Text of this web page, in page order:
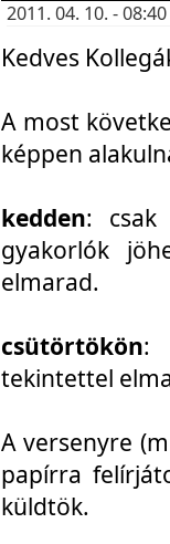
2011. 04. 10. -
Kedves
A most
képpen
kedden: csak
gyakorlók
elmarad.
csütörtökön:
tekintettel
A versenyre
papírra
küldtök.